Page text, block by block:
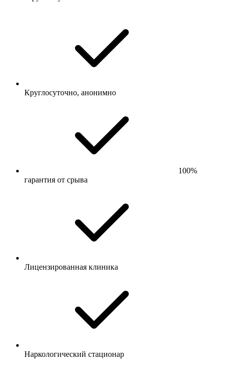
Круглосуточно, анонимно
100%
гарантия от срыва
Лицензированная клиника
Наркологический стационар